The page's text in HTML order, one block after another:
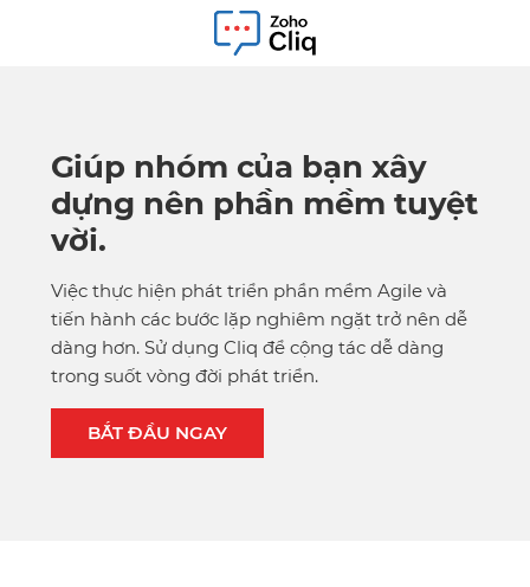
Giúp nhóm của bạn xây
dựng nên phần mềm tuyệt
vời.
Việc thực hiện phát triển phần mềm Agile và
tiến hành các bước lặp nghiêm ngặt trở nên dễ
dàng hơn. Sử dụng Cliq để cộng tác dễ dàng
trong suốt vòng đời phát triển.
BẮT ĐẦU NGAY